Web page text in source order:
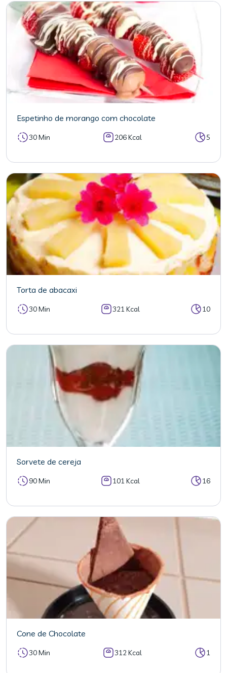
Espetinho de morango com chocolate
30 Min 206 Kcal 5
Torta de abacaxi
30 Min 321 Kcal 10
Sorvete de cereja
90 Min 101 Kcal 16
Cone de Chocolate
30 Min 312 Kcal 1